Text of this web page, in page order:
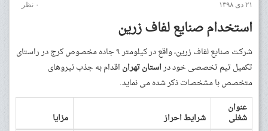
۲۱ دی ۱۳۹۸ ۰ نظر
استخدام صنایع لفاف زرین
شرکت صنایع لفاف زرین، واقع در کیلومتر ۹ جاده مخصوص کرج در راستای
تکمیل تیم تخصصی خود دراستان تهران اقدام به جذب نیروهای
متخصص با مشخصات ذکر شده می نماید.
عنوان
شغلی شرایط احراز
مزایا